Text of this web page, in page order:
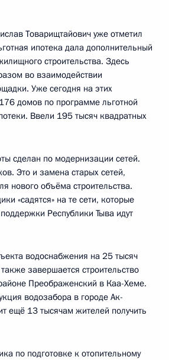
Товарищтайович уже отметил
ипотека дала дополнительный
строительства. Здесь
во взаимодействии
Уже сегодня на этих
домов по программе льготной
Ввели 195 тысяч квадратных
сделан по модернизации сетей.
Это и замена старых сетей,
нового объёма строительства.
«садятся» на те сети, которые
Республики Тыва идут
водоснабжения на 25 тысяч
завершается строительство
Преображенский в Каа-Хеме.
водозабора в городе Ак-
ещё 13 тысячам жителей получить
по подготовке к отопительному